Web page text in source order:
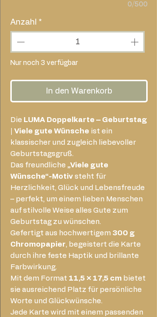
0/500
Anzahl *
Nur noch 3 verfügbar
In den Warenkorb
Die LUMA Doppelkarte – Geburtstag
| Viele gute Wünsche ist ein
klassischer und zugleich liebevoller
Geburtstagsgruß.
Das freundliche „Viele gute
Wünsche“-Motiv steht für
Herzlichkeit, Glück und Lebensfreude
– perfekt, um einem lieben Menschen
auf stilvolle Weise alles Gute zum
Geburtstag zu wünschen.
Gefertigt aus hochwertigem 300 g
Chromopapier, begeistert die Karte
durch ihre feste Haptik und brillante
Farbwirkung.
Mit dem Format 11,5 × 17,5 cm bietet
sie ausreichend Platz für persönliche
Worte und Glückwünsche.
Jede Karte wird mit einem passenden